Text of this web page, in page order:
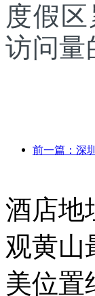
度假
访问量
酒店地
观黄山
美位置